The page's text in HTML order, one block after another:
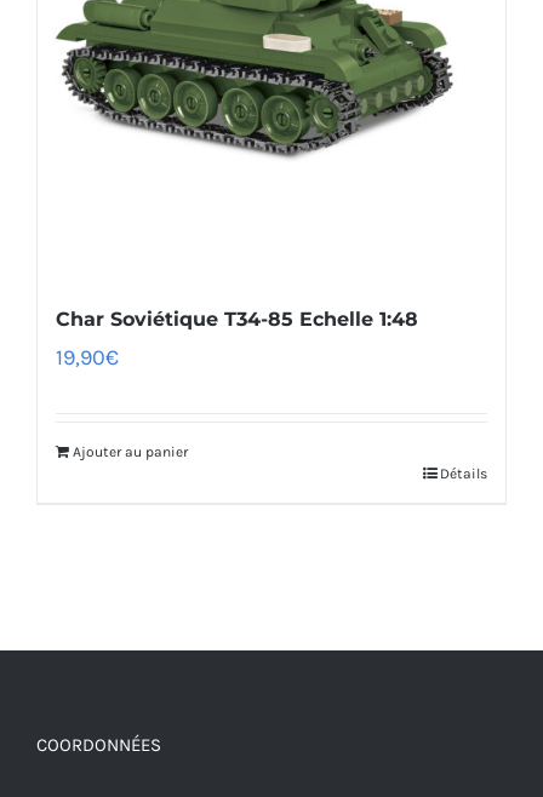
Char Soviétique T34-85 Echelle 1:48
19,90€
Ajouter au panier
Détails
COORDONNÉES